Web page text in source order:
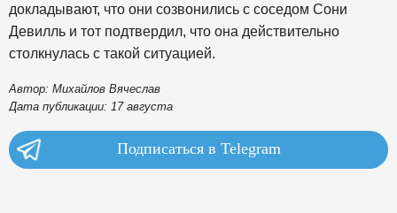
докладывают, что они созвонились с соседом Сони
Девилль и тот подтвердил, что она действительно
столкнулась с такой ситуацией.
Автор: Михайлов Вячеслав
Дата публикации: 17 августа
Подписаться в Telegram